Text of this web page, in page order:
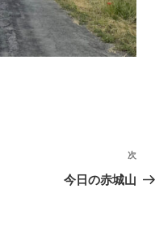
次
の
次
今日の赤城山